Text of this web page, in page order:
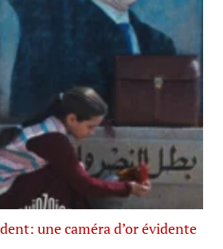
une caméra d’or évidente